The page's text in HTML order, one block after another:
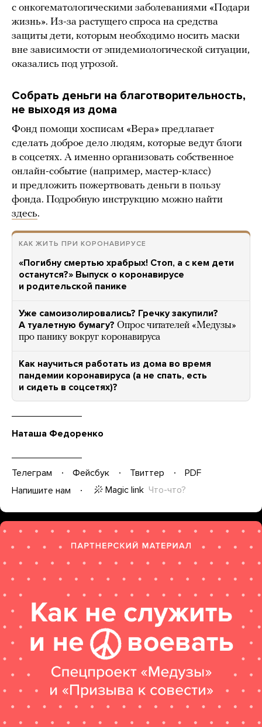
с онкогематологическими заболеваниями «Подари
жизнь». Из-за растущего спроса на средства
защиты дети, которым необходимо носить маски
вне зависимости от эпидемиологической ситуации,
оказались под угрозой.
Собрать деньги на благотворительность,
не выходя из дома
Фонд помощи хосписам «Вера» предлагает
сделать доброе дело людям, которые ведут блоги
в соцсетях. А именно организовать собственное
онлайн-событие (например, мастер-класс)
и предложить пожертвовать деньги в пользу
фонда. Подробную инструкцию можно найти
здесь.
КАК ЖИТЬ ПРИ КОРОНАВИРУСЕ
«Погибну смертью храбрых! Стоп, а с кем дети
останутся?» Выпуск о коронавирусе
и родительской панике
Уже самоизолировались? Гречку закупили?
А туалетную бумагу? Опрос читателей «Медузы»
про панику вокруг коронавируса
Как научиться работать из дома во время
пандемии коронавируса (а не спать, есть
и сидеть в соцсетях)?
Наташа Федоренко
Телеграм Фейсбук Твиттер
PDF
Напишите нам
Magic link Что-что?